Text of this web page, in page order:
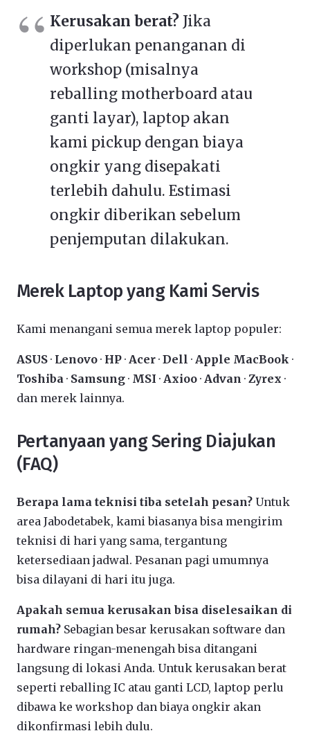
Kerusakan berat? Jika
diperlukan penanganan di
workshop (misalnya
reballing motherboard atau
ganti layar), laptop akan
kami pickup dengan biaya
ongkir yang disepakati
terlebih dahulu. Estimasi
ongkir diberikan sebelum
penjemputan dilakukan.
Merek Laptop yang Kami Servis
Kami menangani semua merek laptop populer:
ASUS · Lenovo · HP · Acer · Dell · Apple MacBook ·
Toshiba · Samsung · MSI · Axioo · Advan · Zyrex ·
dan merek lainnya.
Pertanyaan yang Sering Diajukan
(FAQ)
Berapa lama teknisi tiba setelah pesan? Untuk
area Jabodetabek, kami biasanya bisa mengirim
teknisi di hari yang sama, tergantung
ketersediaan jadwal. Pesanan pagi umumnya
bisa dilayani di hari itu juga.
Apakah semua kerusakan bisa diselesaikan di
rumah? Sebagian besar kerusakan software dan
hardware ringan-menengah bisa ditangani
langsung di lokasi Anda. Untuk kerusakan berat
seperti reballing IC atau ganti LCD, laptop perlu
dibawa ke workshop dan biaya ongkir akan
dikonfirmasi lebih dulu.